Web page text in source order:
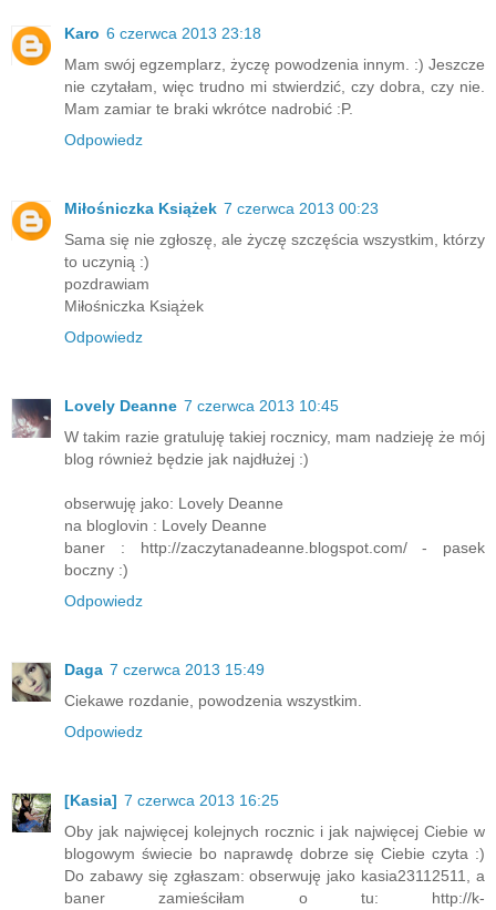
Karo 6 czerwca 2013 23:18
Mam swój egzemplarz, życzę powodzenia innym. :) Jeszcze
nie czytałam, więc trudno mi stwierdzić, czy dobra, czy nie.
Mam zamiar te braki wkrótce nadrobić :P.
Odpowiedz
Miłośniczka Książek 7 czerwca 2013 00:23
Sama się nie zgłoszę, ale życzę szczęścia wszystkim, którzy
to uczynią :)
pozdrawiam
Miłośniczka Książek
Odpowiedz
Lovely Deanne 7 czerwca 2013 10:45
W takim razie gratuluję takiej rocznicy, mam nadzieję że mój
blog również będzie jak najdłużej :)
obserwuję jako: Lovely Deanne
na bloglovin : Lovely Deanne
baner : http://zaczytanadeanne.blogspot.com/ - pasek
boczny :)
Odpowiedz
Daga 7 czerwca 2013 15:49
Ciekawe rozdanie, powodzenia wszystkim.
Odpowiedz
[Kasia] 7 czerwca 2013 16:25
Oby jak najwięcej kolejnych rocznic i jak najwięcej Ciebie w
blogowym świecie bo naprawdę dobrze się Ciebie czyta :)
Do zabawy się zgłaszam: obserwuję jako kasia23112511, a
baner zamieściłam o tu: http://k-